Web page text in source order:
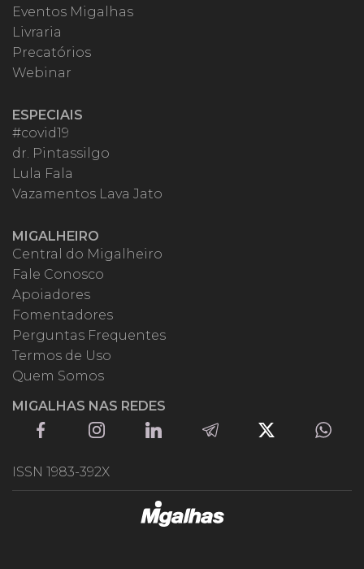
Eventos Migalhas
Livraria
Precatórios
Webinar
ESPECIAIS
#covid19
dr. Pintassilgo
Lula Fala
Vazamentos Lava Jato
MIGALHEIRO
Central do Migalheiro
Fale Conosco
Apoiadores
Fomentadores
Perguntas Frequentes
Termos de Uso
Quem Somos
MIGALHAS NAS REDES
ISSN 1983-392X